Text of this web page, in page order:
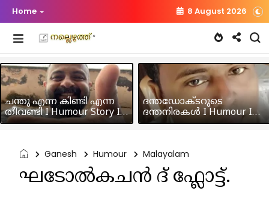
Home 8 August 2026
ചന്തു എന്ന കിണ്ടി എന്ന
തീവണ്ടി I Humour Story I
Rajeev Panicker
ദന്തഡോക്ടറുടെ
ദന്തനിരകൾ I Humour I
Hussain MK
Ganesh Humour Malayalam
ഘടോൽകചൻ ദ് ഫ്ലോട്ട്.